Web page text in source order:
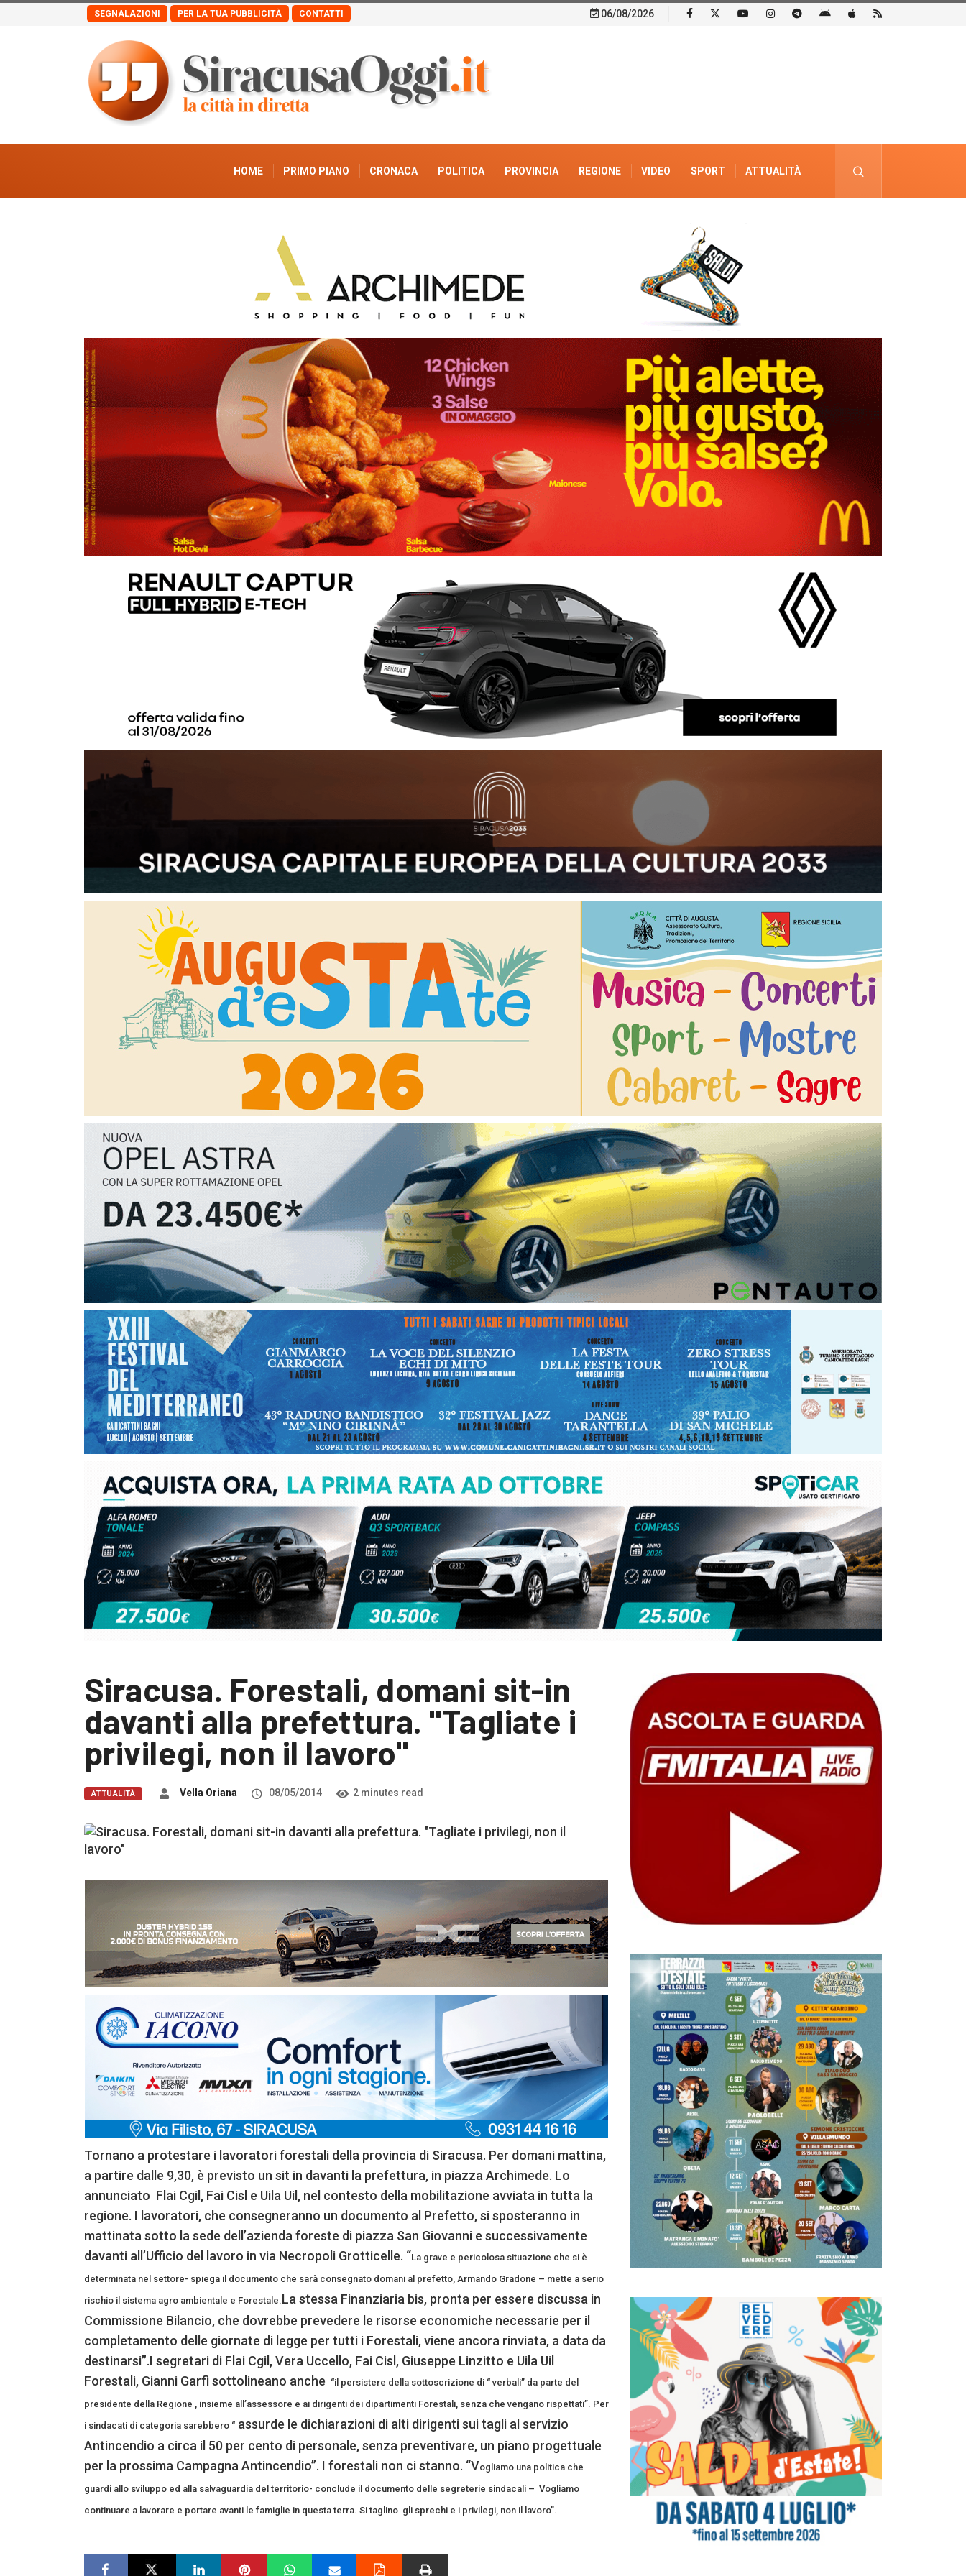
SEGNALAZIONI PER LA TUA PUBBLICITÀ CONTATTI 06/08/2026
HOME PRIMO PIANO CRONACA POLITICA PROVINCIA REGIONE VIDEO SPORT ATTUALITÀ
PUBBLICITÀ ELETTORALE
Siracusa. Forestali, domani sit-in
davanti alla prefettura. "Tagliate i
privilegi, non il lavoro"
ATTUALITÀ Vella Oriana 08/05/2014 2 minutes read
Tornano a protestare i lavoratori forestali della provincia di Siracusa. Per domani mattina,
a partire dalle 9,30, è previsto un sit in davanti la prefettura, in piazza Archimede. Lo
annunciato Flai Cgil, Fai Cisl e Uila Uil, nel contesto della mobilitazione avviata in tutta la
regione. I lavoratori, che consegneranno un documento al Prefetto, si sposteranno in
mattinata sotto la sede dell’azienda foreste di piazza San Giovanni e successivamente
davanti all’Ufficio del lavoro in via Necropoli Grotticelle. “La grave e pericolosa situazione che si è
determinata nel settore- spiega il documento che sarà consegnato domani al prefetto, Armando Gradone – mette a serio
rischio il sistema agro ambientale e Forestale.La stessa Finanziaria bis, pronta per essere discussa in
Commissione Bilancio, che dovrebbe prevedere le risorse economiche necessarie per il
completamento delle giornate di legge per tutti i Forestali, viene ancora rinviata, a data da
destinarsi”.I segretari di Flai Cgil, Vera Uccello, Fai Cisl, Giuseppe Linzitto e Uila Uil
Forestali, Gianni Garfì sottolineano anche “il persistere della sottoscrizione di “ verbali” da parte del
presidente della Regione , insieme all’assessore e ai dirigenti dei dipartimenti Forestali, senza che vengano rispettati”. Per
i sindacati di categoria sarebbero “ assurde le dichiarazioni di alti dirigenti sui tagli al servizio
Antincendio a circa il 50 per cento di personale, senza preventivare, un piano progettuale
per la prossima Campagna Antincendio”. I forestali non ci stanno. “Vogliamo una politica che
guardi allo sviluppo ed alla salvaguardia del territorio- conclude il documento delle segreterie sindacali – Vogliamo
continuare a lavorare e portare avanti le famiglie in questa terra. Si taglino gli sprechi e i privilegi, non il lavoro”.